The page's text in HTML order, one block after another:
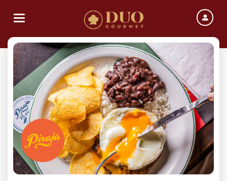
Toggle navigation